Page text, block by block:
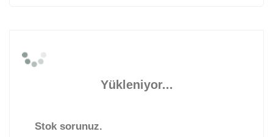
Yükleniyor...
Stok sorunuz.